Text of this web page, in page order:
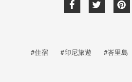
#住宿 #印尼旅遊 #峇里島